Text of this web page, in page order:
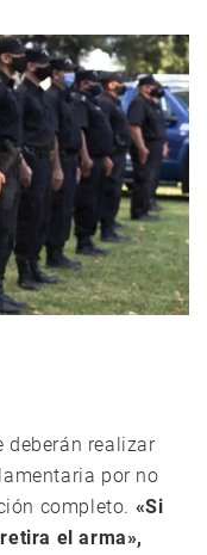
deberán realizar
por no
completo. «Si
el arma»,